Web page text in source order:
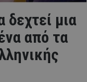
μια
από τα